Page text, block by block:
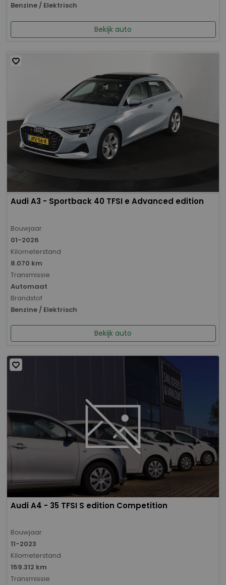
Benzine / Elektrisch
Bekijk auto
Audi A3 - Sportback 40 TFSI e Advanced edition
Bouwjaar
01-2026
Kilometerstand
8.070 km
Transmissie
Automaat
Brandstof
Benzine / Elektrisch
Bekijk auto
Audi A4 - 35 TFSI S edition Competition
Bouwjaar
11-2023
Kilometerstand
159.312 km
Transmissie